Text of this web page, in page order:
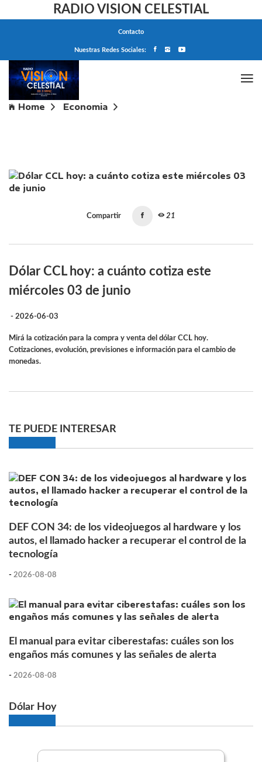
RADIO VISION CELESTIAL
Contacto
Nuestras Redes Sociales:
Home
Economia
Compartir 21
Dólar CCL hoy: a cuánto cotiza este
miércoles 03 de junio
- 2026-06-03
Mirá la cotización para la compra y venta del dólar CCL hoy.
Cotizaciones, evolución, previsiones e información para el cambio de
monedas.
TE PUEDE INTERESAR
DEF CON 34: de los videojuegos al hardware y los
autos, el llamado hacker a recuperar el control de la
tecnología
- 2026-08-08
El manual para evitar ciberestafas: cuáles son los
engaños más comunes y las señales de alerta
- 2026-08-08
Dólar Hoy